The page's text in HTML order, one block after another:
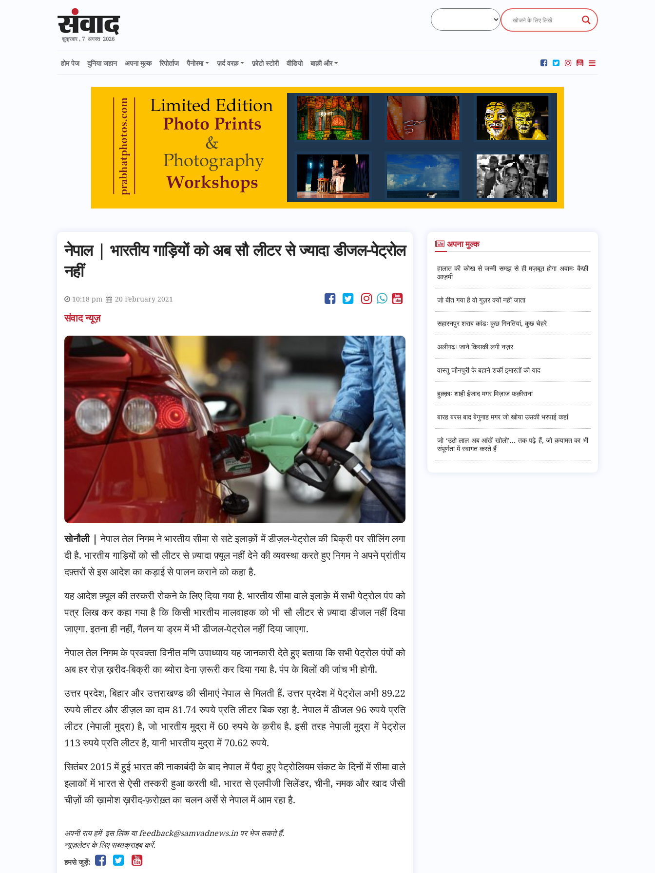
शुक्रवार , 7 अगस्त 2026
होम पेज दुनिया जहान अपना मुल्क रिपोर्ताज पैनोरमा ज़र्द वरक़ फ़ोटो स्टोरी वीडियो बाक़ी और
नेपाल | भारतीय गाड़ियों को अब सौ लीटर से ज्यादा डीजल-पेट्रोल
नहीं
10:18 pm 20 February 2021
संवाद न्यूज़
सोनौली |नेपाल तेल निगम ने भारतीय सीमा से सटे इलाक़ों में डीज़ल-पेट्रोल की बिक्री पर सीलिंग लगा
दी है. भारतीय गाड़ियों को सौ लीटर से ज़्यादा फ़्यूल नहीं देने की व्यवस्था करते हुए निगम ने अपने प्रांतीय
दफ़्तरों से इस आदेश का कड़ाई से पालन कराने को कहा है.
यह आदेश फ़्यूल की तस्करी रोकने के लिए दिया गया है. भारतीय सीमा वाले इलाक़े में सभी पेट्रोल पंप को
पत्र लिख कर कहा गया है कि किसी भारतीय मालवाहक को भी सौ लीटर से ज़्यादा डीजल नहीं दिया
जाएगा. इतना ही नहीं, गैलन या ड्रम में भी डीजल-पेट्रोल नहीं दिया जाएगा.
नेपाल तेल निगम के प्रवक्ता विनीत मणि उपाध्याय यह जानकारी देते हुए बताया कि सभी पेट्रोल पंपों को
अब हर रोज़ ख़रीद-बिक्री का ब्योरा देना ज़रूरी कर दिया गया है. पंप के बिलों की जांच भी होगी.
उत्तर प्रदेश, बिहार और उत्तराखण्ड की सीमाएं नेपाल से मिलती हैं. उत्तर प्रदेश में पेट्रोल अभी 89.22
रुपये लीटर और डीज़ल का दाम 81.74 रुपये प्रति लीटर बिक रहा है. नेपाल में डीजल 96 रुपये प्रति
लीटर (नेपाली मुद्रा) है, जो भारतीय मुद्रा में 60 रुपये के क़रीब है. इसी तरह नेपाली मुद्रा में पेट्रोल
113 रुपये प्रति लीटर है, यानी भारतीय मुद्रा में 70.62 रुपये.
सितंबर 2015 में हुई भारत की नाकाबंदी के बाद नेपाल में पैदा हुए पेट्रोलियम संकट के दिनों में सीमा वाले
इलाकों में भारत से ऐसी तस्करी हुआ करती थी. भारत से एलपीजी सिलेंडर, चीनी, नमक और खाद जैसी
चीज़ों की ख़ामोश ख़रीद-फ़रोख़्त का चलन अर्से से नेपाल में आम रहा है.
अपनी राय हमें इस लिंकया feedback@samvadnews.in पर भेज सकते हैं.
न्यूज़लेटर के लिए सब्सक्राइब करें.
हमसे जुड़ें:
अपना मुल्क
हालात की कोख से जन्मी समझ से ही मज़बूत होगा अवामः कैफ़ी
आज़मी
जो बीत गया है वो गुज़र क्यों नहीं जाता
सहारनपुर शराब कांडः कुछ गिनतियां, कुछ चेहरे
अलीगढ़ः जाने किसकी लगी नज़र
वास्तु जौनपुरी के बहाने शर्की इमारतों की याद
हुक़्क़ाः शाही ईजाद मगर मिज़ाज फ़क़ीराना
बारह बरस बाद बेगुनाह मगर जो खोया उसकी भरपाई कहां
जो ‘उठो लाल अब आंखें खोलो’... तक पढ़े हैं, जो क़यामत का भी
संपूर्णता में स्वागत करते हैं